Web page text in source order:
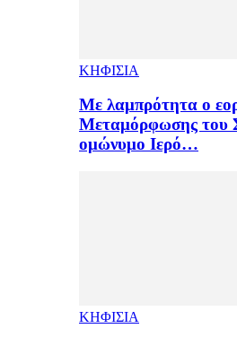
ΚΗΦΙΣΙΑ
Με λαμπρότητα ο
Μεταμόρφωσης του
ομώνυμο Ιερό…
ΚΗΦΙΣΙΑ